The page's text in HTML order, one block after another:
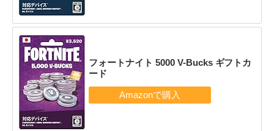
フォートナイト 5000 V-Bucks ギフトカ
ード